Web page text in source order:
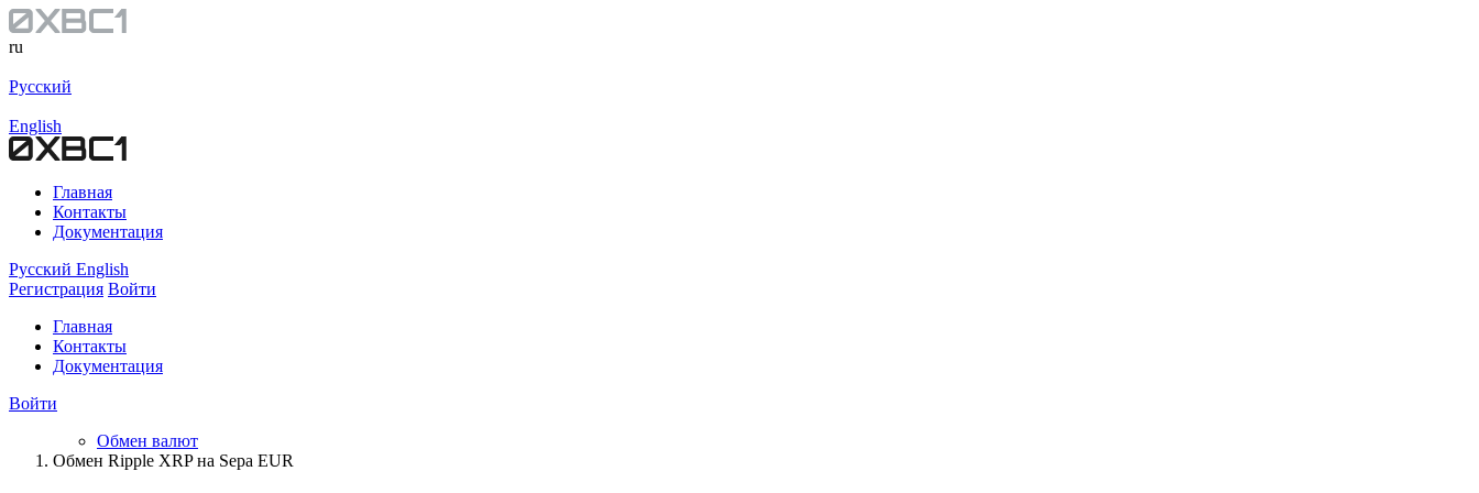
ru
Русский
English
Главная
Контакты
Документация
Русский English
Регистрация Войти
Главная
Контакты
Документация
Войти
Обмен валют
Обмен Ripple XRP на Sepa EUR